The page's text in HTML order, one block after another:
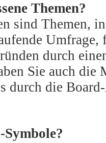
Themen?
sind Themen,
durch
Sie auch
durch die
Symbole?